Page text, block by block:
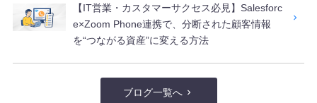
【IT営業・カスタマーサクセス必見】Salesforc
e×Zoom Phone連携で、分断された顧客情報
を“つながる資産”に変える方法
ブログ一覧へ